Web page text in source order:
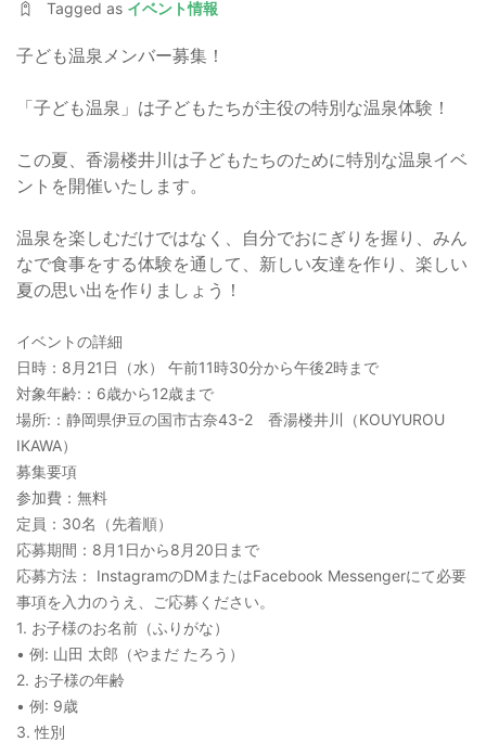
Tagged as イベント情報
子ども温泉メンバー募集！
「子ども温泉」は子どもたちが主役の特別な温泉体験！
この夏、香湯楼井川は子どもたちのために特別な温泉イベ
ントを開催いたします。
温泉を楽しむだけではなく、自分でおにぎりを握り、みん
なで食事をする体験を通して、新しい友達を作り、楽しい
夏の思い出を作りましょう！
イベントの詳細
日時：8月21日（水） 午前11時30分から午後2時まで
対象年齢:：6歳から12歳まで
場所:：静岡県伊豆の国市古奈43-2 香湯楼井川（KOUYUROU
IKAWA）
募集要項
参加費：無料
定員：30名（先着順）
応募期間：8月1日から8月20日まで
応募方法： InstagramのDMまたはFacebook Messengerにて必要
事項を入力のうえ、ご応募ください。
1. お子様のお名前（ふりがな）
• 例: 山田 太郎（やまだ たろう）
2. お子様の年齢
• 例: 9歳
3. 性別